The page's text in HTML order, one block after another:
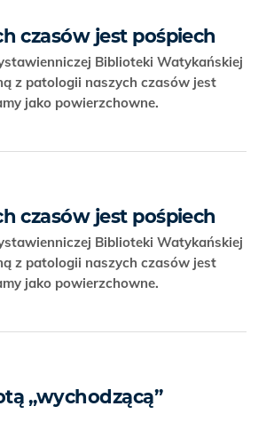
czasów jest pośpiech
Biblioteki Watykańskiej
z patologii naszych czasów jest
jako powierzchowne.
czasów jest pośpiech
Biblioteki Watykańskiej
z patologii naszych czasów jest
jako powierzchowne.
„wychodzącą”